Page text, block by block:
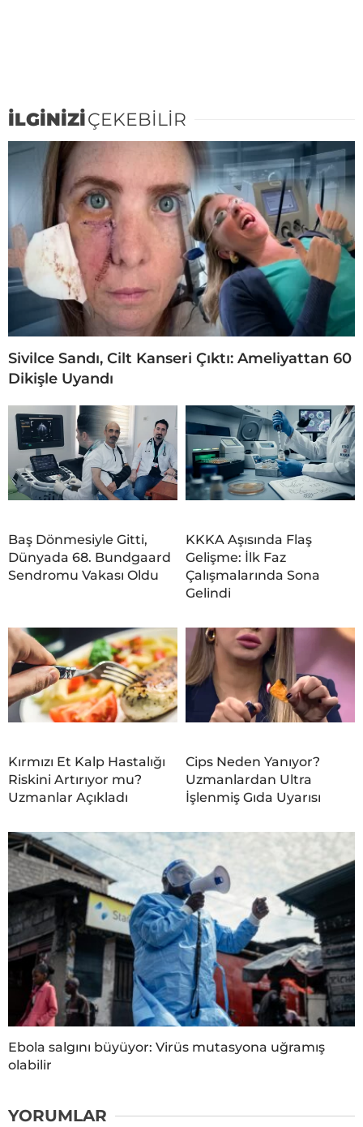
İLGİNİZİÇEKEBİLİR
Sivilce Sandı, Cilt Kanseri Çıktı: Ameliyattan 60
Dikişle Uyandı
Baş Dönmesiyle Gitti,
Dünyada 68. Bundgaard
Sendromu Vakası Oldu
KKKA Aşısında Flaş
Gelişme: İlk Faz
Çalışmalarında Sona
Gelindi
Kırmızı Et Kalp Hastalığı
Riskini Artırıyor mu?
Uzmanlar Açıkladı
Cips Neden Yanıyor?
Uzmanlardan Ultra
İşlenmiş Gıda Uyarısı
Ebola salgını büyüyor: Virüs mutasyona uğramış
olabilir
YORUMLAR